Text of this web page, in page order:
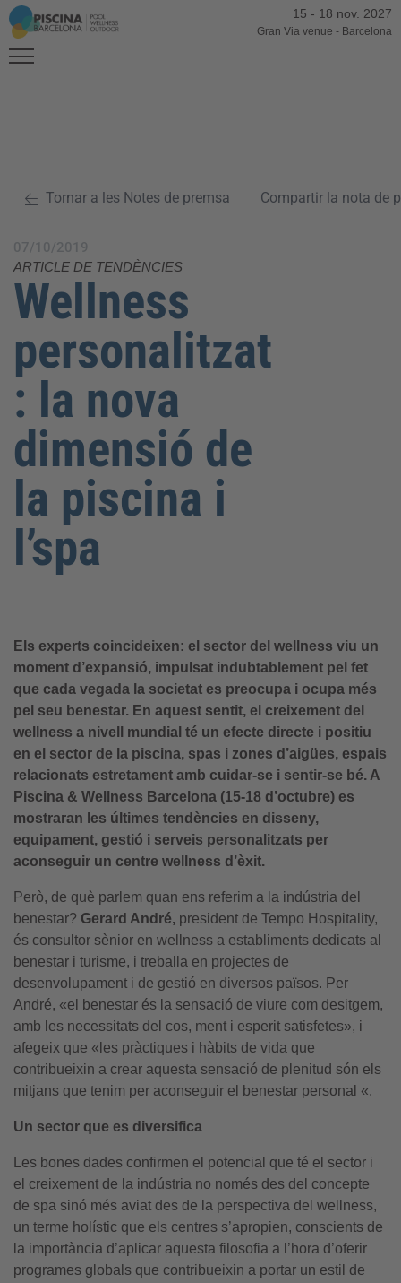
15 - 18 nov. 2027
Gran Via venue - Barcelona
Tornar a les Notes de premsa Compartir la nota de
07/10/2019
ARTICLE DE TENDÈNCIES
Wellness
personalitzat
: la nova
dimensió de
la piscina i
l’spa
Els experts coincideixen: el sector del wellness viu un
moment d’expansió, impulsat indubtablement pel fet
que cada vegada la societat es preocupa i ocupa més
pel seu benestar. En aquest sentit, el creixement del
wellness a nivell mundial té un efecte directe i positiu
en el sector de la piscina, spas i zones d’aigües, espais
relacionats estretament amb cuidar-se i sentir-se bé. A
Piscina & Wellness Barcelona (15-18 d’octubre) es
mostraran les últimes tendències en disseny,
equipament, gestió i serveis personalitzats per
aconseguir un centre wellness d’èxit.
Però, de què parlem quan ens referim a la indústria del
benestar? Gerard André, president de Tempo Hospitality,
és consultor sènior en wellness a establiments dedicats al
benestar i turisme, i treballa en projectes de
desenvolupament i de gestió en diversos països. Per
André, «el benestar és la sensació de viure com desitgem,
amb les necessitats del cos, ment i esperit satisfetes», i
afegeix que «les pràctiques i hàbits de vida que
contribueixin a crear aquesta sensació de plenitud són els
mitjans que tenim per aconseguir el benestar personal «.
Un sector que es diversifica
Les bones dades confirmen el potencial que té el sector i
el creixement de la indústria no només des del concepte
de spa sinó més aviat des de la perspectiva del wellness,
un terme holístic que els centres s’apropien, conscients de
la importància d’aplicar aquesta filosofia a l’hora d’oferir
programes globals que contribueixin a portar un estil de